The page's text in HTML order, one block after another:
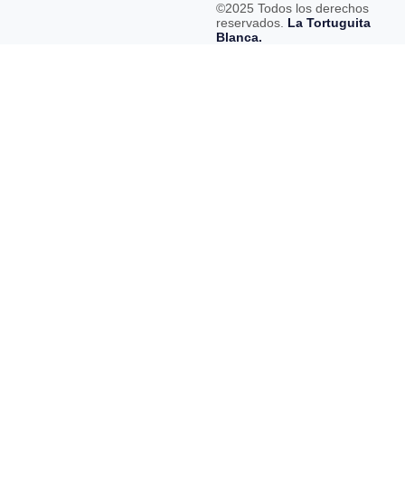
©2025 Todos los derechos
reservados. La Tortuguita
Blanca.